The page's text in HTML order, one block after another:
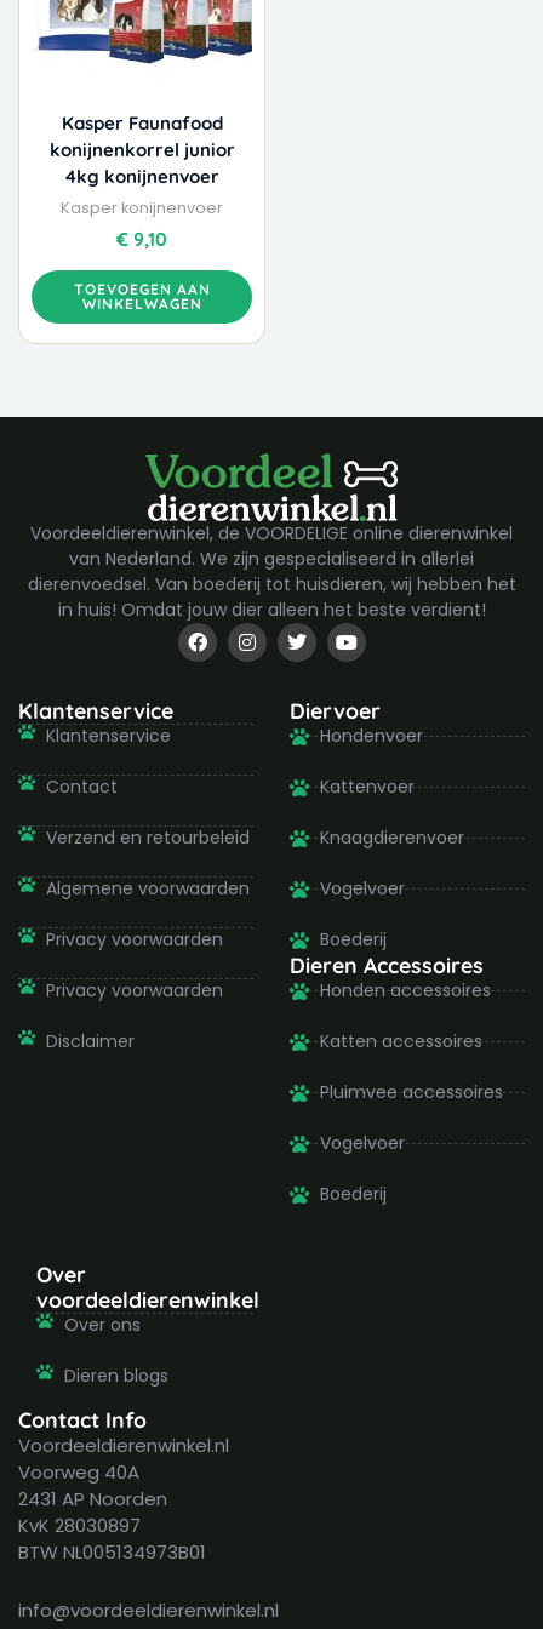
Kasper Faunafood
konijnenkorrel junior
4kg konijnenvoer
Kasper konijnenvoer
€ 9,10
TOEVOEGEN AAN
WINKELWAGEN
Voordeeldierenwinkel, de VOORDELIGE online dierenwinkel
van Nederland. We zijn gespecialiseerd in allerlei
dierenvoedsel. Van boederij tot huisdieren, wij hebben het
in huis! Omdat jouw dier alleen het beste verdient!
F
a
c
o
I
n
s
g
T
w
i
t
e
r
Y
o
u
u
b
e
Klantenservice
Klantenservice
Contact
Verzend en retourbeleid
Algemene voorwaarden
Privacy voorwaarden
Privacy voorwaarden
Disclaimer
Diervoer
Hondenvoer
Kattenvoer
Knaagdierenvoer
Vogelvoer
Boederij
Dieren Accessoires
Honden accessoires
Katten accessoires
Pluimvee accessoires
Vogelvoer
Boederij
Over
voordeeldierenwinkel
Over ons
Dieren blogs
Contact Info
Voordeeldierenwinkel.nl
Voorweg 40A
2431 AP Noorden
KvK 28030897
BTW NL005134973B01
info@voordeeldierenwinkel.nl